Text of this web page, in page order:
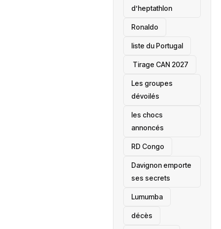
d’heptathlon
Ronaldo
liste du Portugal
‎ Tirage CAN 2027
Les groupes
dévoilés
les chocs
annoncés
‎RD Congo
Davignon emporte
ses secrets
Lumumba
décès